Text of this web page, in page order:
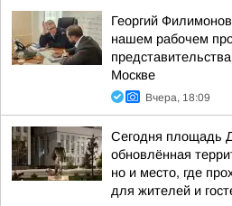
Георгий
нашем рабочем
Москве
Вчера, 18:09
Сегодня площадь
обновлённая
но и место, где
для жителей и